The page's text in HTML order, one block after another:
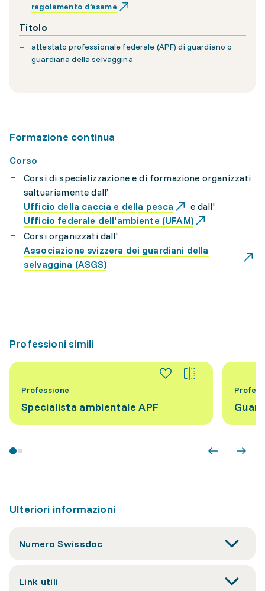
regolamento d’esame
Titolo
attestato professionale federale (APF) di guardiano o
guardiana della selvaggina
Formazione continua
Corso
Corsi di specializzazione e di formazione organizzati
saltuariamente dall’
Ufficio della caccia e della pesca
e dall'
Ufficio federale dell'ambiente (UFAM)
Corsi organizzati dall'
Associazione svizzera dei guardiani della
selvaggina (ASGS)
Professioni simili
Professione
Specialista ambientale APF
Ulteriori informazioni
Numero Swissdoc
Link utili